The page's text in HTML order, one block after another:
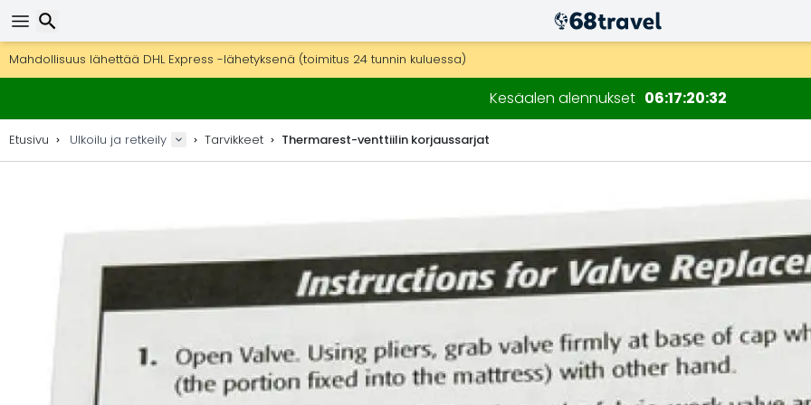
Ilmainen toimitus yli 275 € tilauksiin.
Mahdollisuus lähettää DHL Express -lähetyksenä (toimitus 24 tunnin kuluessa)
30 päivää palautukseen, 90 päivää puukarttoihin ja koristeisiin.
Kesäalen alennukset 06172031
Etusivu Ulkoilu ja retkeily Tarvikkeet Thermarest-venttiilin korjaussarjat